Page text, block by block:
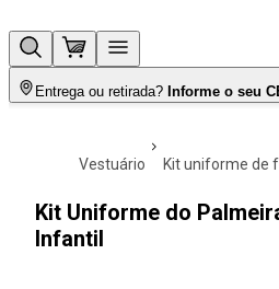
Entrega ou retirada? Informe o seu
vestuário kit uniforme de
Kit Uniforme do
Infantil